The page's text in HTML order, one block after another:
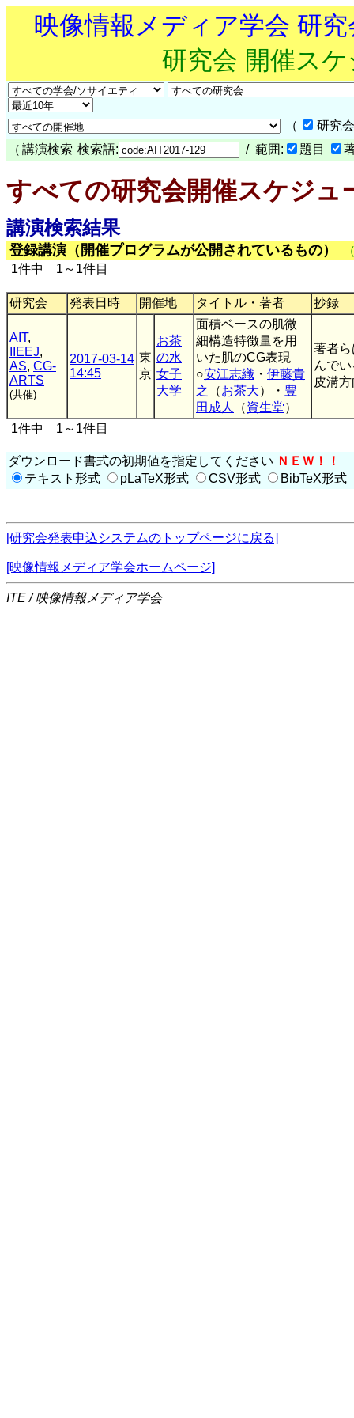
映像情報メディア学会 研
研究会 開催ス
（
研究
（ 講演検索 検索語: / 範囲: 題目
すべての研究会開催スケジュ
講演検索結果
登録講演（開催プログラムが公開されているもの）
1件中 1～1件目
研究会 発表日時 開催地 タイトル・著者 抄録
AIT,
IIEEJ,
AS, CG-
ARTS
(共催)
2017-03-14
14:45
東
京
お茶
の水
女子
大学
面積ベースの肌微
細構造特徴量を用
いた肌のCG表現
○安江志織 ・ 伊藤貴
之
（お茶大）・ 豊
田成人
（資生堂）
著者
んで
皮溝
1件中 1～1件目
ダウンロード書式の初期値を指定してください ＮＥＷ！！
テキスト形式
pLaTeX形式 CSV形式 BibTeX形式
[研究会発表申込システムのトップページに戻る]
[映像情報メディア学会ホームページ]
ITE / 映像情報メディア学会